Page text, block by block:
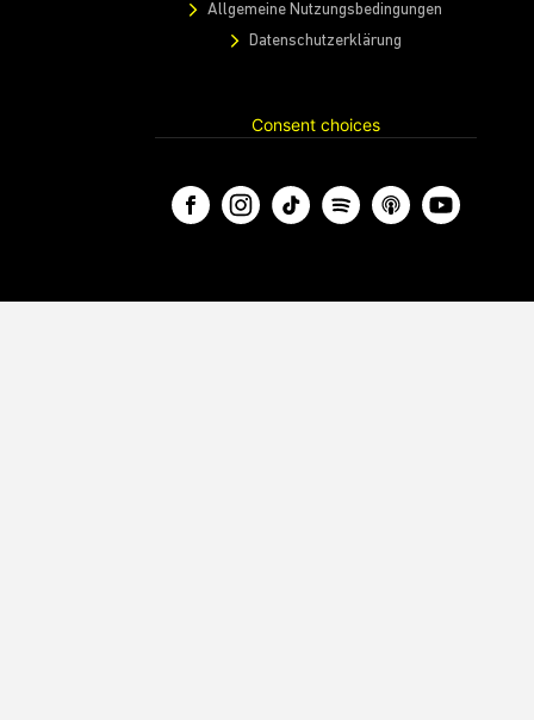
Allgemeine Nutzungsbedingungen
Datenschutzerklärung
Consent choices